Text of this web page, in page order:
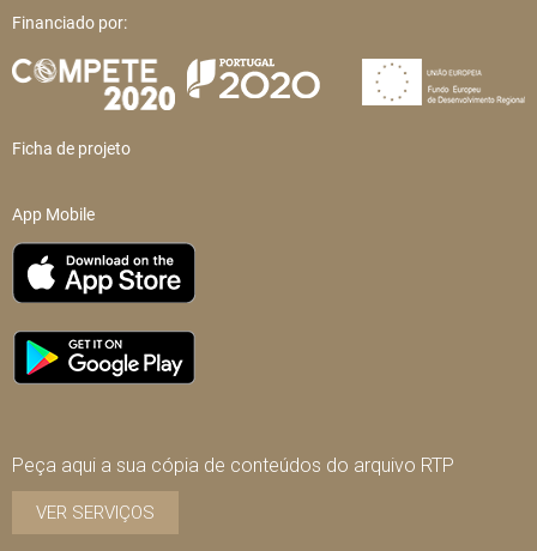
Financiado por:
Ficha de projeto
App Mobile
Peça aqui a sua cópia de conteúdos do arquivo RTP
VER SERVIÇOS